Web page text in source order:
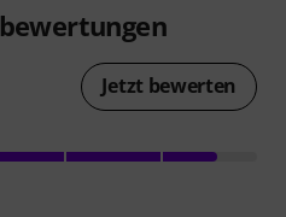
Jetzt bewerten